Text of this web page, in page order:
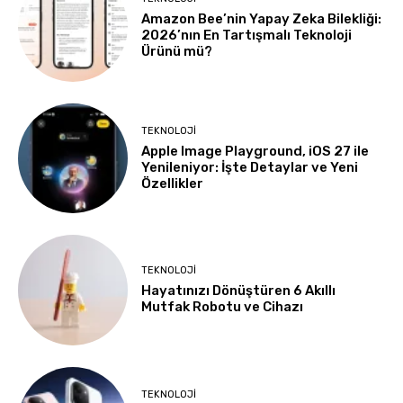
Amazon Bee’nin Yapay Zeka Bilekliği:
2026’nın En Tartışmalı Teknoloji
Ürünü mü?
TEKNOLOJI
Apple Image Playground, iOS 27 ile
Yenileniyor: İşte Detaylar ve Yeni
Özellikler
TEKNOLOJI
Hayatınızı Dönüştüren 6 Akıllı
Mutfak Robotu ve Cihazı
TEKNOLOJI